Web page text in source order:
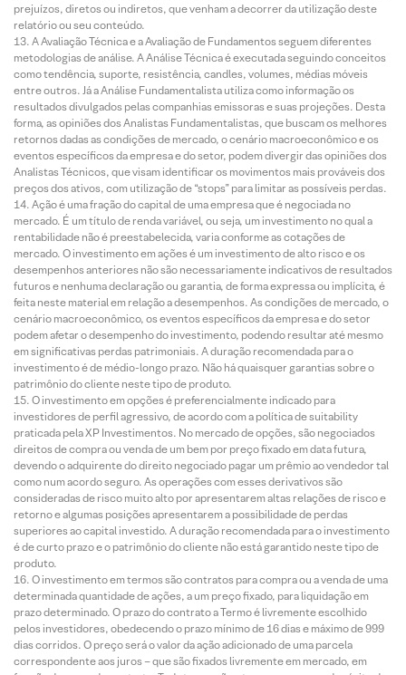
prejuízos, diretos ou indiretos, que venham a decorrer da utilização deste
relatório ou seu conteúdo.
A Avaliação Técnica e a Avaliação de Fundamentos seguem diferentes
metodologias de análise. A Análise Técnica é executada seguindo conceitos
como tendência, suporte, resistência, candles, volumes, médias móveis
entre outros. Já a Análise Fundamentalista utiliza como informação os
resultados divulgados pelas companhias emissoras e suas projeções. Desta
forma, as opiniões dos Analistas Fundamentalistas, que buscam os melhores
retornos dadas as condições de mercado, o cenário macroeconômico e os
eventos específicos da empresa e do setor, podem divergir das opiniões dos
Analistas Técnicos, que visam identificar os movimentos mais prováveis dos
preços dos ativos, com utilização de “stops” para limitar as possíveis perdas.
Ação é uma fração do capital de uma empresa que é negociada no
mercado. É um título de renda variável, ou seja, um investimento no qual a
rentabilidade não é preestabelecida, varia conforme as cotações de
mercado. O investimento em ações é um investimento de alto risco e os
desempenhos anteriores não são necessariamente indicativos de resultados
futuros e nenhuma declaração ou garantia, de forma expressa ou implícita, é
feita neste material em relação a desempenhos. As condições de mercado, o
cenário macroeconômico, os eventos específicos da empresa e do setor
podem afetar o desempenho do investimento, podendo resultar até mesmo
em significativas perdas patrimoniais. A duração recomendada para o
investimento é de médio-longo prazo. Não há quaisquer garantias sobre o
patrimônio do cliente neste tipo de produto.
O investimento em opções é preferencialmente indicado para
investidores de perfil agressivo, de acordo com a política de suitability
praticada pela XP Investimentos. No mercado de opções, são negociados
direitos de compra ou venda de um bem por preço fixado em data futura,
devendo o adquirente do direito negociado pagar um prêmio ao vendedor tal
como num acordo seguro. As operações com esses derivativos são
consideradas de risco muito alto por apresentarem altas relações de risco e
retorno e algumas posições apresentarem a possibilidade de perdas
superiores ao capital investido. A duração recomendada para o investimento
é de curto prazo e o patrimônio do cliente não está garantido neste tipo de
produto.
O investimento em termos são contratos para compra ou a venda de uma
determinada quantidade de ações, a um preço fixado, para liquidação em
prazo determinado. O prazo do contrato a Termo é livremente escolhido
pelos investidores, obedecendo o prazo mínimo de 16 dias e máximo de 999
dias corridos. O preço será o valor da ação adicionado de uma parcela
correspondente aos juros – que são fixados livremente em mercado, em